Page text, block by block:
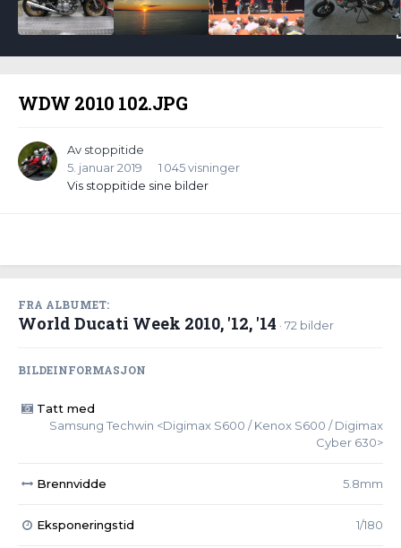
WDW 2010 102.JPG
Av stoppitide
5. januar 2019
1 045 visninger
Vis stoppitide sine bilder
FRA ALBUMET:
World Ducati Week 2010, '12, '14 · 72 bilder
BILDEINFORMASJON
Tatt med
Samsung Techwin <Digimax S600 / Kenox S600 / Digimax
Cyber 630>
Brennvidde 5.8mm
Eksponeringstid 1/180